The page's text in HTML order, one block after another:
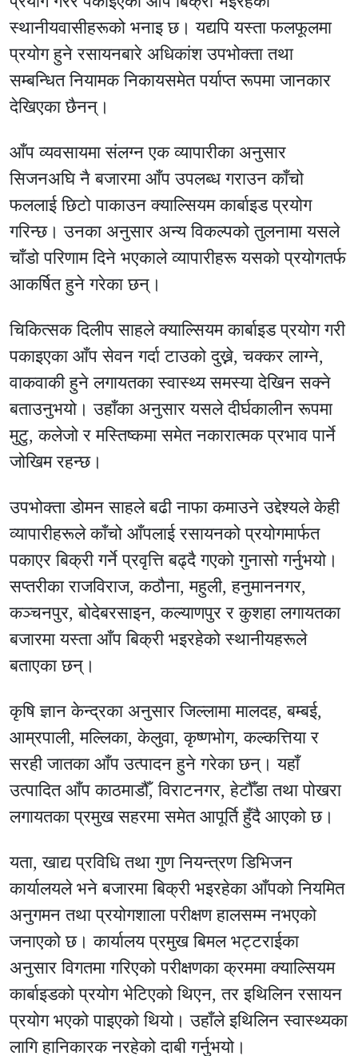
स्थानीयवासीहरूको भनाइ छ। यद्यपि यस्ता फलफूलमा
प्रयोग हुने रसायनबारे अधिकांश उपभोक्ता तथा
सम्बन्धित नियामक निकायसमेत पर्याप्त रूपमा जानकार
देखिएका छैनन्।
आँप व्यवसायमा संलग्न एक व्यापारीका अनुसार
सिजनअघि नै बजारमा आँप उपलब्ध गराउन काँचो
फललाई छिटो पाकाउन क्याल्सियम कार्बाइड प्रयोग
गरिन्छ। उनका अनुसार अन्य विकल्पको तुलनामा यसले
चाँडो परिणाम दिने भएकाले व्यापारीहरू यसको प्रयोगतर्फ
आकर्षित हुने गरेका छन्।
चिकित्सक दिलीप साहले क्याल्सियम कार्बाइड प्रयोग गरी
पकाइएका आँप सेवन गर्दा टाउको दुख्ने, चक्कर लाग्ने,
वाकवाकी हुने लगायतका स्वास्थ्य समस्या देखिन सक्ने
बताउनुभयो। उहाँका अनुसार यसले दीर्घकालीन रूपमा
मुटु, कलेजो र मस्तिष्कमा समेत नकारात्मक प्रभाव पार्ने
जोखिम रहन्छ।
उपभोक्ता डोमन साहले बढी नाफा कमाउने उद्देश्यले केही
व्यापारीहरूले काँचो आँपलाई रसायनको प्रयोगमार्फत
पकाएर बिक्री गर्ने प्रवृत्ति बढ्दै गएको गुनासो गर्नुभयो।
सप्तरीका राजविराज, कठौना, महुली, हनुमाननगर,
कञ्चनपुर, बोदेबरसाइन, कल्याणपुर र कुशहा लगायतका
बजारमा यस्ता आँप बिक्री भइरहेको स्थानीयहरूले
बताएका छन्।
कृषि ज्ञान केन्द्रका अनुसार जिल्लामा मालदह, बम्बई,
आम्रपाली, मल्लिका, केलुवा, कृष्णभोग, कल्कत्तिया र
सरही जातका आँप उत्पादन हुने गरेका छन्। यहाँ
उत्पादित आँप काठमाडौँ, विराटनगर, हेटौँडा तथा पोखरा
लगायतका प्रमुख सहरमा समेत आपूर्ति हुँदै आएको छ।
यता, खाद्य प्रविधि तथा गुण नियन्त्रण डिभिजन
कार्यालयले भने बजारमा बिक्री भइरहेका आँपको नियमित
अनुगमन तथा प्रयोगशाला परीक्षण हालसम्म नभएको
जनाएको छ। कार्यालय प्रमुख बिमल भट्टराईका
अनुसार विगतमा गरिएको परीक्षणका क्रममा क्याल्सियम
कार्बाइडको प्रयोग भेटिएको थिएन, तर इथिलिन रसायन
प्रयोग भएको पाइएको थियो। उहाँले इथिलिन स्वास्थ्यका
लागि हानिकारक नरहेको दाबी गर्नुभयो।